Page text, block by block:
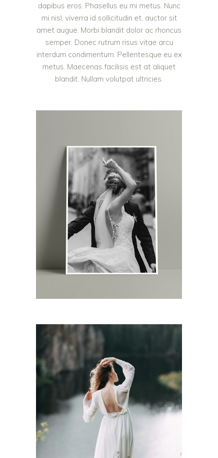
dapibus eros. Phasellus eu mi metus. Nunc
mi nisl, viverra id sollicitudin et, auctor sit
amet augue. Morbi blandit dolor ac rhoncus
semper. Donec rutrum risus vitae arcu
interdum condimentum. Pellentesque eu ex
metus. Maecenas facilisis est at aliquet
blandit. Nullam volutpat ultricies.